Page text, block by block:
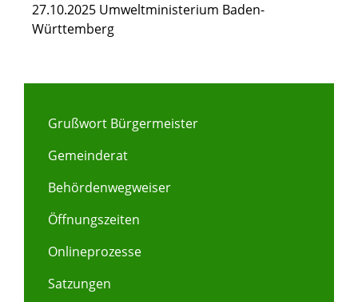
27.10.2025 Umweltministerium Baden-
Württemberg
Grußwort Bürgermeister
Gemeinderat
Behördenwegweiser
Öffnungszeiten
Onlineprozesse
Satzungen